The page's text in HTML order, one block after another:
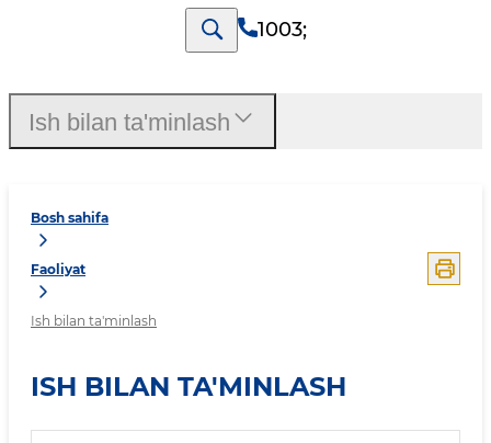
1003;
Bosh sahifa
Faoliyat
Ish bilan ta'minlash
ISH BILAN TA'MINLASH
Ish bilan ta'minlash